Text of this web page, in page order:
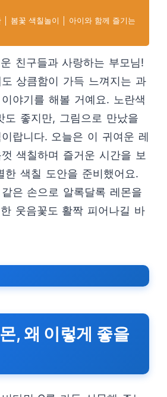
│ 봄꽃 색칠놀이 │ 아이와 함께 즐기는
친구들과 사랑하는 부모님!
상큼함이 가득 느껴지는 과
이야기를 해볼 거예요. 노란색
도 좋지만, 그림으로 만났을
랍니다. 오늘은 이 귀여운 레
색칠하며 즐거운 시간을 보
한 색칠 도안을 준비했어요.
은 손으로 알록달록 레몬을
웃음꽃도 활짝 피어나길 바
, 왜 이렇게 좋을